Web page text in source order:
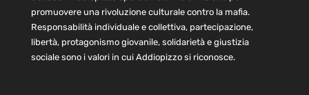
promuovere una rivoluzione culturale contro la mafia.
Responsabilità individuale e collettiva, partecipazione,
libertà, protagonismo giovanile, solidarietà e giustizia
sociale sono i valori in cui Addiopizzo si riconosce.